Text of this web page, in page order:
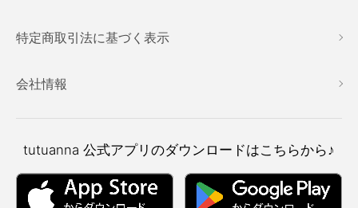
特定商取引法に基づく表示
会社情報
tutuanna 公式アプリのダウンロードはこちらから♪